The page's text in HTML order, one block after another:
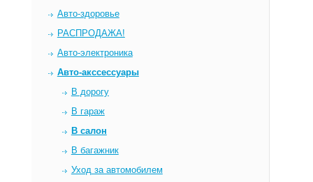
Авто-здоровье
РАСПРОДАЖА!
Авто-электроника
Авто-акссессуары
В дорогу
В гараж
В салон
В багажник
Уход за автомобилем